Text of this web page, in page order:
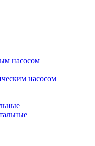
насосом
насосом